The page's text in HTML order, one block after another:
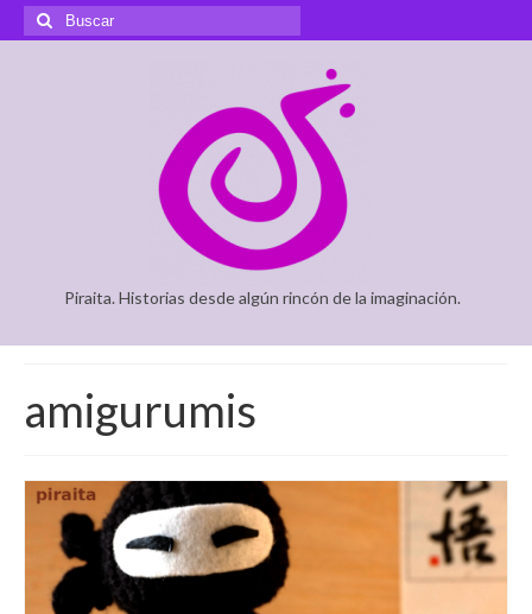
Buscar
por:
Piraita. Historias desde algún rincón de la imaginación.
amigurumis